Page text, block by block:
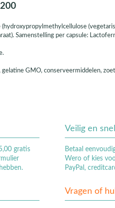
Samenstelling per capsule:
GMO, conserveermiddelen,
gratis
Veilig en
Betaal
Wero of kies
PayPal,
Vragen of